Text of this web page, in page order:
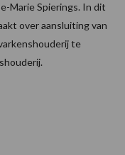
Marie Spierings. In dit
over aansluiting van
te